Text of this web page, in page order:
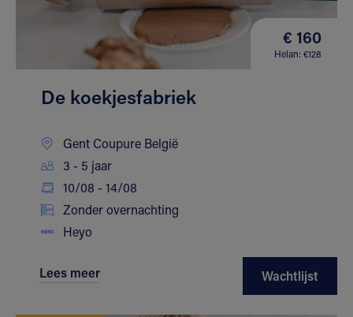
€ 160
Helan: €128
De koekjesfabriek
Gent Coupure België
3 - 5 jaar
10/08 - 14/08
Zonder overnachting
Heyo
Lees meer Wachtlijst